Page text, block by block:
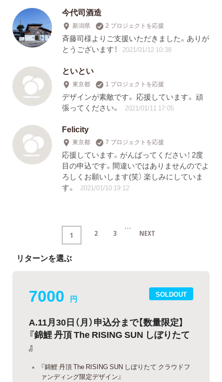
今代司酒造
新潟県 2 プロジェクトを応援
斉藤司様よりご支援いただきました。ありが
とうございます！
2021/01/12 10:38
といとい
東京都 1 プロジェクトを応援
デザインが素敵です。 応援しています。 頑
張ってください。
2021/01/11 17:05
Felicity
東京都 7 プロジェクトを応援
応援しています。がんばってください！ 2度
目の申込です。間違いではありませんのでよ
ろしくお願いします(笑） 楽しみにしていま
す。
2021/01/10 19:12
1 2 3 … NEXT
リターンを選ぶ
SOLDOUT
7000 円
A.11月30日（月）申込分まで【数量限定】
『錦鯉 丹頂 The RISING SUN しぼりたて
』
『錦鯉 丹頂 The RISING SUN しぼりたて クラウドフ
ァンディング限定デザイン』